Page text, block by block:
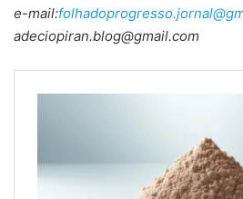
e-mail:
adeciopiran.blog@gmail.com